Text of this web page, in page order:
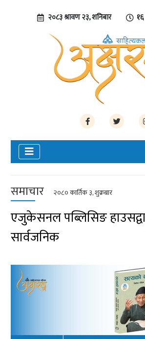
२०८३ श्रावण २३, शनिबार
समाचार २०८० कार्तिक ३, शुक्रबार
एजुकेसनल पब्लिसिङ
सार्वजनिक